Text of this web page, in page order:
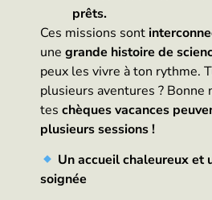
prêts.
Ces missions sont
une grande histoire de
peux les vivre à ton rythme.
plusieurs aventures ? Bonne
tes chèques vacances
plusieurs sessions !
Un accueil chaleureux et
soignée